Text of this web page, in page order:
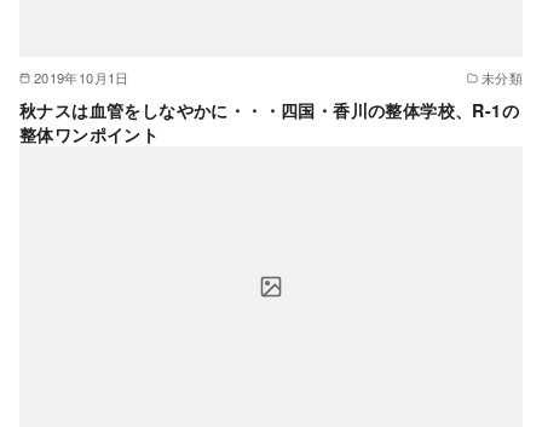
2019年10月1日 未分類
秋ナスは血管をしなやかに・・・四国・香川の整体学校、R-1の
整体ワンポイント